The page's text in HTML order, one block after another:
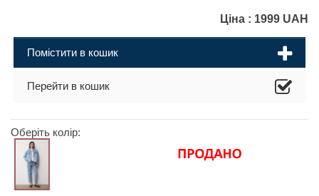
Ціна : 1999 UAH
Помістити в кошик
Перейти в кошик
Оберіть колір: